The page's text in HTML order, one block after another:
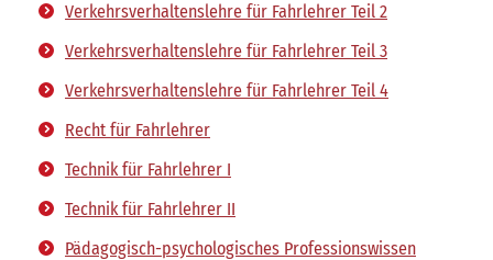
Verkehrsverhaltenslehre für Fahrlehrer Teil 2
Verkehrsverhaltenslehre für Fahrlehrer Teil 3
Verkehrsverhaltenslehre für Fahrlehrer Teil 4
Recht für Fahrlehrer
Technik für Fahrlehrer I
Technik für Fahrlehrer II
Pädagogisch-psychologisches Professionswissen